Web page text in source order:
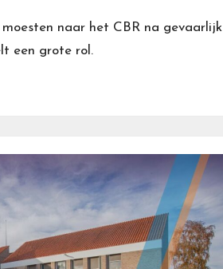
naar het CBR na gevaarlijk
een grote rol.